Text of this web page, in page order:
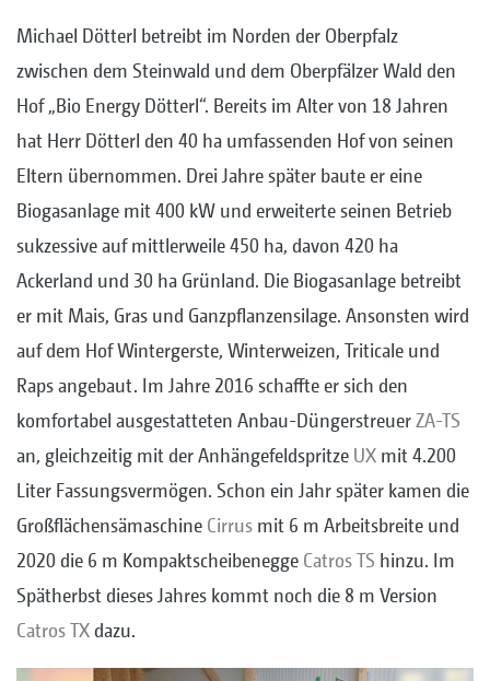
Michael Dötterl betreibt im Norden der Oberpfalz
zwischen dem Steinwald und dem Oberpfälzer Wald den
Hof „Bio Energy Dötterl“. Bereits im Alter von 18 Jahren
hat Herr Dötterl den 40 ha umfassenden Hof von seinen
Eltern übernommen. Drei Jahre später baute er eine
Biogasanlage mit 400 kW und erweiterte seinen Betrieb
sukzessive auf mittlerweile 450 ha, davon 420 ha
Ackerland und 30 ha Grünland. Die Biogasanlage betreibt
er mit Mais, Gras und Ganzpflanzensilage. Ansonsten wird
auf dem Hof Wintergerste, Winterweizen, Triticale und
Raps angebaut. Im Jahre 2016 schaffte er sich den
komfortabel ausgestatteten Anbau-DüngerstreuerZA-TS
an, gleichzeitig mit der Anhängefeldspritze UX mit 4.200
Liter Fassungsvermögen. Schon ein Jahr später kamen die
Großflächensämaschine Cirrus mit 6 m Arbeitsbreite und
2020 die 6 m Kompaktscheibenegge Catros TS hinzu. Im
Spätherbst dieses Jahres kommt noch die 8 m Version
Catros TXdazu.